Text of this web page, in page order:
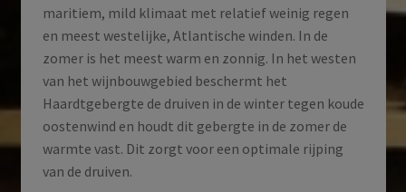
maritiem, mild klimaat met relatief weinig regen
en meest westelijke, Atlantische winden. In de
zomer is het meest warm en zonnig. In het westen
van het wijnbouwgebied beschermt het
Haardtgebergte de druiven in de winter tegen koude
oostenwind en houdt dit gebergte in de zomer de
warmte vast. Dit zorgt voor een optimale rijping
van de druiven.